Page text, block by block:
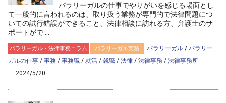
パラリーガルの仕事でやりがいを感じる場面とし
て一般的に言われるのは、取り扱う業務が専門的で法律問題につ
いての試行錯誤ができること、法律相談に訪れる方、弁護士のサ
ポートがで ...
パラリーガル・法律事務コラム パラリーガル実務 パラリーガル / パラリー
ガルの仕事 / 事務 / 事務職 / 就活 / 就職 / 法律 / 法律事務 / 法律事務所
2024/5/20